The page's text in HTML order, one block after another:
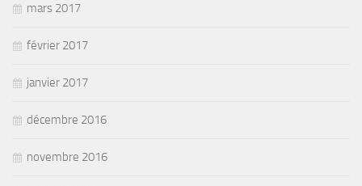
mars 2017
février 2017
janvier 2017
décembre 2016
novembre 2016